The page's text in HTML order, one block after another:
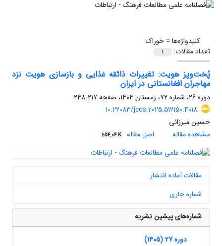
کلیدواژه‌ها =خوراک
تعداد مقالات:
1
پُخت‌وپز هویت: تغییرات ذائقه غذایی و بازسازی هویت نزد
مهاجران افغانستانی در ایران
دوره 26، شماره 72، زمستان 1404، صفحه
217-248
10.22083/jccs.2025.512150.4018
حسین میرزائی
مشاهده مقاله
اصل مقاله 654.04 K
مقالات آماده انتشار
شماره جاری
شماره‌های پیشین نشریه
دوره 27 (1405)